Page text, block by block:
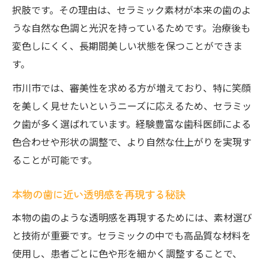
択肢です。その理由は、セラミック素材が本来の歯のよ
うな自然な色調と光沢を持っているためです。治療後も
変色しにくく、長期間美しい状態を保つことができま
す。
市川市では、審美性を求める方が増えており、特に笑顔
を美しく見せたいというニーズに応えるため、セラミッ
ク歯が多く選ばれています。経験豊富な歯科医師による
色合わせや形状の調整で、より自然な仕上がりを実現す
ることが可能です。
本物の歯に近い透明感を再現する秘訣
本物の歯のような透明感を再現するためには、素材選び
と技術が重要です。セラミックの中でも高品質な材料を
使用し、患者ごとに色や形を細かく調整することで、